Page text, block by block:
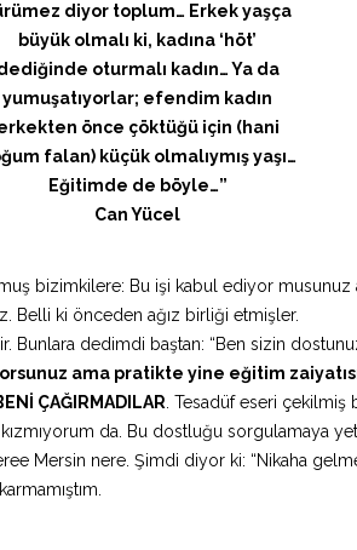
diyor toplum… Erkek yaşça
büyük olmalı ki, kadına ‘höt’
oturmalı kadın… Ya da
yumuşatıyorlar; efendim kadın
önce çöktüğü için (hani
falan) küçük olmalıymış yaşı…
Eğitimde de böyle…”
Can Yücel
bizimkilere: Bu işi kabul ediyor musunuz
Belli ki önceden ağız birliği etmişler.
Bunlara dedimdi baştan: “Ben sizin
ama pratikte yine eğitim
ÇAĞIRMADILAR . Tesadüf eseri
da. Bu dostluğu sorgulamaya
Mersin nere. Şimdi diyor ki: “Nikaha